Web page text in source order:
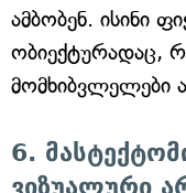
ამბობენ. ისინი
ობიექტურადაც,
მომხიბვლელები
6.
ვიზუალური